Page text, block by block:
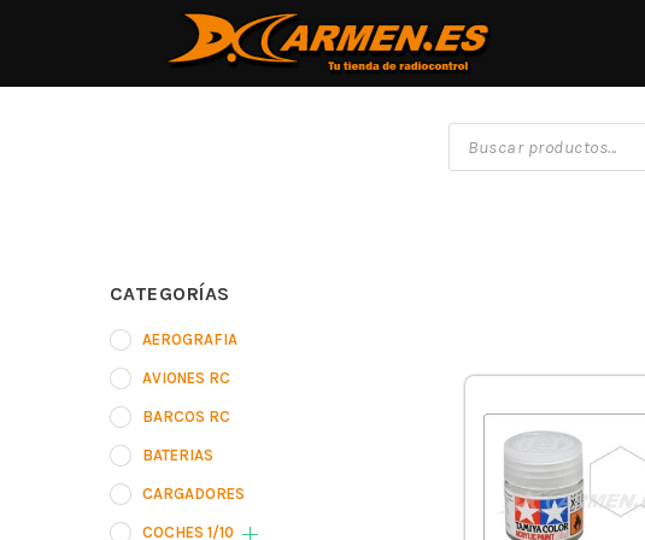
CATEGORÍAS
AEROGRAFIA
AVIONES RC
BARCOS RC
BATERIAS
CARGADORES
COCHES 1/10